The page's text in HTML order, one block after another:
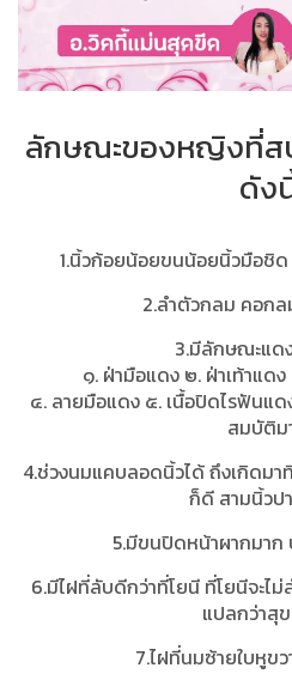
ลักษณะของหญิงที่ส
ดัง
1.นิ้วก้อยน้อยขนน้อยนิ้วมือชิ
2.ลำตัวกลม คอก
3.มีลักษณะแด
๑. ฝ่ามือแดง ๒. ฝ่าเท้าแด
๔. ลายมือแดง ๕. เนื้อปิดไรฟันแ
สมบัติม
4.ช่วงนมแคบลอดนิ้วได้ ถึงเกิดม
ก็ดี สามนิ้วป
5.มีขนปิดหน้าผากมา
6.มีไฝที่ลับดีกว่าที่โยนี ที่โยนีจะไ
แปลกว่าสุ
7.ไฝที่นมซ้ายใบหูข